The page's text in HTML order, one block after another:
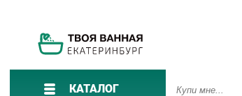
КАТАЛОГ